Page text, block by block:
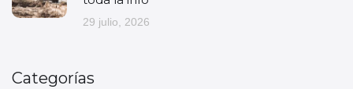
29 julio, 2026
Categorías